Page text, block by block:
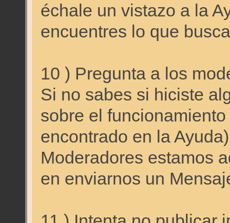
échale un vistazo a la
encuentres lo que
10 ) Pregunta a los
Si no sabes si hiciste
sobre el
encontrado en la
Moderadores estamos
en enviarnos un